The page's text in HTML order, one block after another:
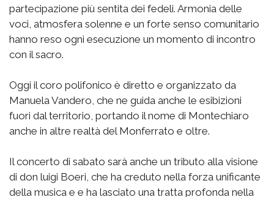
partecipazione più sentita dei fedeli. Armonia delle
voci, atmosfera solenne e un forte senso comunitario
hanno reso ogni esecuzione un momento di incontro
con il sacro.
Oggi il coro polifonico è diretto e organizzato da
Manuela Vandero, che ne guida anche le esibizioni
fuori dal territorio, portando il nome di Montechiaro
anche in altre realtà del Monferrato e oltre.
Il concerto di sabato sarà anche un tributo alla visione
di don luigi Boeri, che ha creduto nella forza unificante
della musica e e ha lasciato una tratta profonda nella